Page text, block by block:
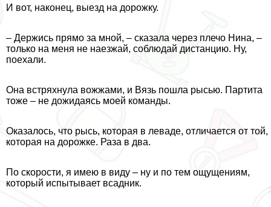
И вот, наконец, выезд на дорожку.
– Держись прямо за мной, – сказала через плечо Нина, –
только на меня не наезжай, соблюдай дистанцию. Ну,
поехали.
Она встряхнула вожжами, и Вязь пошла рысью. Партита
тоже – не дожидаясь моей комaнды.
Оказалось, что рысь, которая в леваде, отличается от той,
которая на дорожке. Раза в два.
По скорости, я имею в виду – ну и по тем ощущениям,
который испытывает всадник.